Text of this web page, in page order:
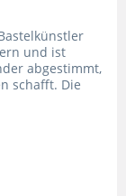
und ist
abgestimmt,
schafft. Die